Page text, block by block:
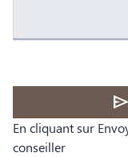
send
En cliquant sur
conseiller